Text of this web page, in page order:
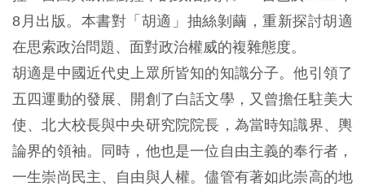
8月出版。本書對「胡適」抽絲剝繭，重新探討胡適
在思索政治問題、面對政治權威的複雜態度。
胡適是中國近代史上眾所皆知的知識分子。他引領了
五四運動的發展、開創了白話文學，又曾擔任駐美大
使、北大校長與中央研究院院長，為當時知識界、輿
論界的領袖。同時，他也是一位自由主義的奉行者，
一生崇尚民主、自由與人權。儘管有著如此崇高的地